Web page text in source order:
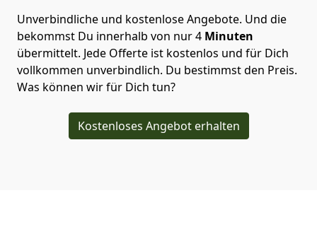
Unverbindliche und kostenlose Angebote. Und die
bekommst Du innerhalb von nur4 Minuten
übermittelt. Jede Offerte ist kostenlos und für Dich
vollkommen unverbindlich. Du bestimmst den Preis.
Was können wir für Dich tun?
Kostenloses Angebot erhalten